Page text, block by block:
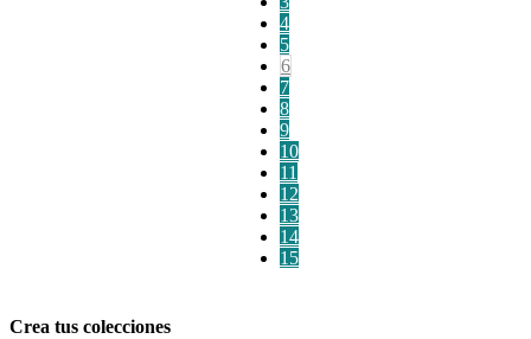
4
5
6
7
8
9
10
11
12
13
14
15
Crea tus colecciones